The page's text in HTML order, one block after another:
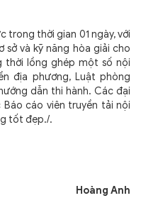
thời gian 01 ngày, với
sở và kỹ năng hòa giải cho
thời lồng ghép một số nội
địa phương, Luật phòng
dẫn thi hành. Các đại
cáo viên truyền tải nội
tốt đẹp./.
Hoàng Anh